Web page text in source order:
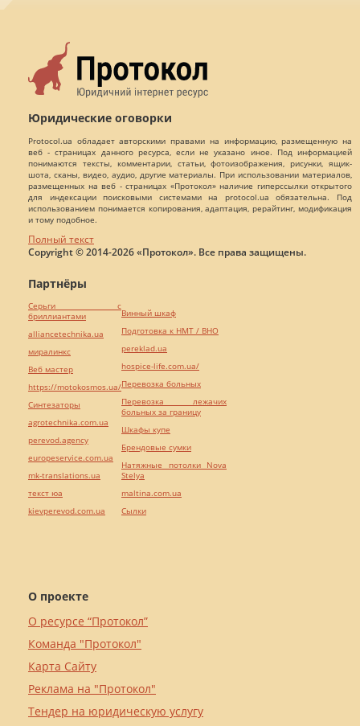
Юридические оговорки
Protocol.ua обладает авторскими правами на информацию, размещенную на
веб - страницах данного ресурса, если не указано иное. Под информацией
понимаются тексты, комментарии, статьи, фотоизображения, рисунки, ящик-
шота, сканы, видео, аудио, другие материалы. При использовании материалов,
размещенных на веб - страницах «Протокол» наличие гиперссылки открытого
для индексации поисковыми системами на protocol.ua обязательна. Под
использованием понимается копирования, адаптация, рерайтинг, модификация
и тому подобное.
Полный текст
Copyright © 2014-2026 «Протокол». Все права защищены.
О проекте
О ресурсе “Протокол”
Команда "Протокол"
Карта Сайту
Реклама на "Протокол"
Тендер на юридическую услугу
Партнёры
Серьги с
бриллиантами
alliancetechnika.ua
миралинкс
Веб мастер
https://motokosmos.ua/
Синтезаторы
agrotechnika.com.ua
perevod.agency
europeservice.com.ua
mk-translations.ua
текст юа
kievperevod.com.ua
Винный шкаф
Подготовка к НМТ / ВНО
pereklad.ua
hospice-life.com.ua/
Перевозка больных
Перевозка лежачих
больных за границу
Шкафы купе
Брендовые сумки
Натяжные потолки Nova
Stelya
maltina.com.ua
Cылки